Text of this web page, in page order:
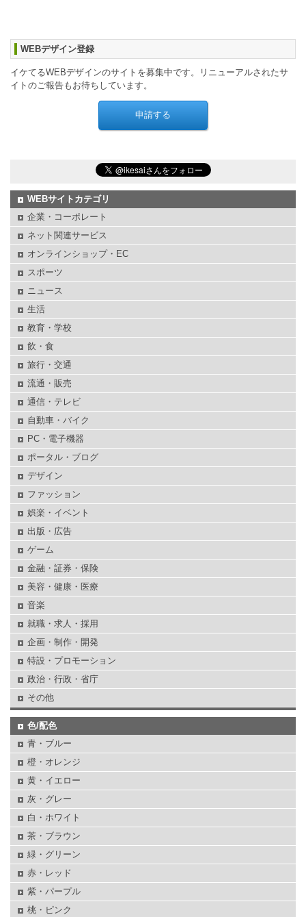
WEBデザイン登録
イケてるWEBデザインのサイトを募集中です。リニューアルされたサ
イトのご報告もお待ちしています。
WEBサイトカテゴリ
企業・コーポレート
ネット関連サービス
オンラインショップ・EC
スポーツ
ニュース
生活
教育・学校
飲・食
旅行・交通
流通・販売
通信・テレビ
自動車・バイク
PC・電子機器
ポータル・ブログ
デザイン
ファッション
娯楽・イベント
出版・広告
ゲーム
金融・証券・保険
美容・健康・医療
音楽
就職・求人・採用
企画・制作・開発
特設・プロモーション
政治・行政・省庁
その他
色/配色
青・ブルー
橙・オレンジ
黄・イエロー
灰・グレー
白・ホワイト
茶・ブラウン
緑・グリーン
赤・レッド
紫・パープル
桃・ピンク